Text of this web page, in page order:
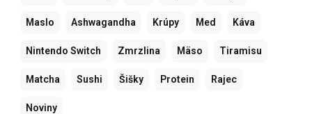
Maslo Ashwagandha Krúpy Med Káva
Nintendo Switch Zmrzlina Mäso Tiramisu
Matcha Sushi Šišky Protein Rajec
Noviny